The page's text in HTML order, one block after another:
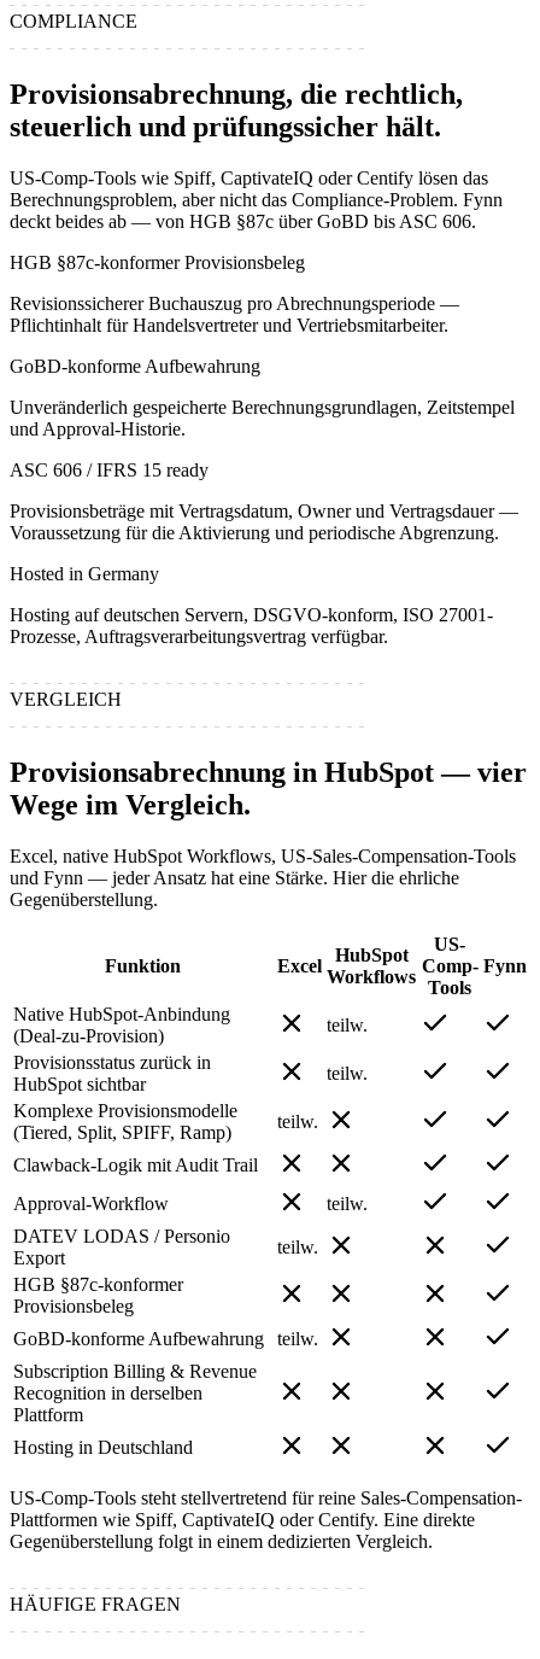
COMPLIANCE
Provisionsabrechnung, die rechtlich,
steuerlich und prüfungssicher hält.
US-Comp-Tools wie Spiff, CaptivateIQ oder Centify lösen das
Berechnungsproblem, aber nicht das Compliance-Problem. Fynn
deckt beides ab — von HGB §87c über GoBD bis ASC 606.
HGB §87c-konformer Provisionsbeleg
Revisionssicherer Buchauszug pro Abrechnungsperiode —
Pflichtinhalt für Handelsvertreter und Vertriebsmitarbeiter.
GoBD-konforme Aufbewahrung
Unveränderlich gespeicherte Berechnungsgrundlagen, Zeitstempel
und Approval-Historie.
ASC 606 / IFRS 15 ready
Provisionsbeträge mit Vertragsdatum, Owner und Vertragsdauer —
Voraussetzung für die Aktivierung und periodische Abgrenzung.
Hosted in Germany
Hosting auf deutschen Servern, DSGVO-konform, ISO 27001-
Prozesse, Auftragsverarbeitungsvertrag verfügbar.
VERGLEICH
Provisionsabrechnung in HubSpot — vier
Wege im Vergleich.
Excel, native HubSpot Workflows, US-Sales-Compensation-Tools
und Fynn — jeder Ansatz hat eine Stärke. Hier die ehrliche
Gegenüberstellung.
Funktion Excel
HubSpot
Workflows
US-
Comp-
Tools
Fynn
Native HubSpot-Anbindung
(Deal-zu-Provision)
teilw.
Provisionsstatus zurück in
HubSpot sichtbar
teilw.
Komplexe Provisionsmodelle
(Tiered, Split, SPIFF, Ramp)
teilw.
Clawback-Logik mit Audit Trail
Approval-Workflow
teilw.
DATEV LODAS / Personio
Export
teilw.
HGB §87c-konformer
Provisionsbeleg
GoBD-konforme Aufbewahrung
teilw.
Subscription Billing & Revenue
Recognition in derselben
Plattform
Hosting in Deutschland
US-Comp-Tools steht stellvertretend für reine Sales-Compensation-
Plattformen wie Spiff, CaptivateIQ oder Centify. Eine direkte
Gegenüberstellung folgt in einem dedizierten Vergleich.
HÄUFIGE FRAGEN